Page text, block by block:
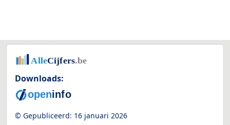
Downloads:
© Gepubliceerd: 16 januari 2026